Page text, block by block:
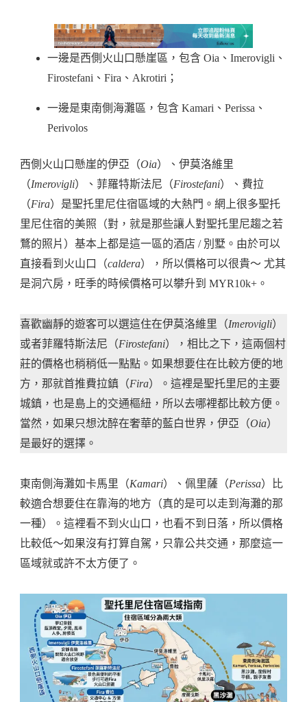
一邊是西側火山口懸崖區，包含 Oia、Imerovigli、
Firostefani、Fira、Akrotiri；
一邊是東南側海灘區，包含 Kamari、Perissa、
Perivolos
西側火山口懸崖的伊亞（Oia）、伊莫洛維里
（Imerovigli）、菲羅特斯法尼（Firostefani）、費拉
（Fira）是聖托里尼住宿區域的大熱門。網上很多聖托
里尼住宿的美照（對，就是那些讓人對聖托里尼趨之若
鶩的照片）基本上都是這一區的酒店 / 別墅。由於可以
直接看到火山口（caldera），所以價格可以很貴～ 尤其
是洞穴房，旺季的時候價格可以攀升到 MYR10k+。
喜歡幽靜的遊客可以選這住在伊莫洛維里（Imerovigli）
或者菲羅特斯法尼（Firostefani），相比之下，這兩個村
莊的價格也稍稍低一點點。如果想要住在比較方便的地
方，那就首推費拉鎮（Fira）。這裡是聖托里尼的主要
城鎮，也是島上的交通樞紐，所以去哪裡都比較方便。
當然，如果只想沈醉在奢華的藍白世界，伊亞（Oia）
是最好的選擇。
東南側海灘如卡馬里（Kamari）、佩里薩（Perissa）比
較適合想要住在靠海的地方（真的是可以走到海灘的那
一種）。這裡看不到火山口，也看不到日落，所以價格
比較低～如果沒有打算自駕，只靠公共交通，那麼這一
區域就或許不太方便了。